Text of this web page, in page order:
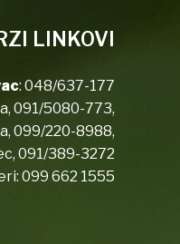
LINKOVI
: 048/637-177
091/5080-773,
099/220-8988,
091/389-3272
099 662 1555